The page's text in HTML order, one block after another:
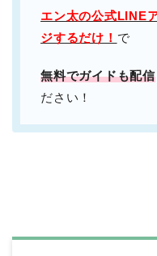
エン太の公式LINE
ジするだけ！ で
無料でガイドも配信
ださい！